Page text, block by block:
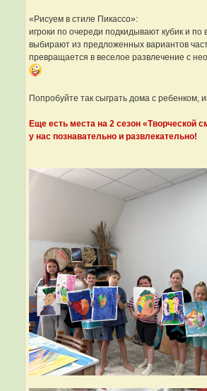
«Рисуем в стиле Пикассо»:
игроки по очереди подкидывают кубик и
выбирают из предложенных вариантов
превращается в веселое развлечение с
Попробуйте так сыграть дома с ребенком,
Еще есть места на 2 сезон «Творческой
у нас познавательно и развлекательно!